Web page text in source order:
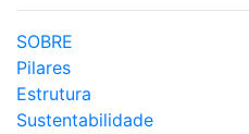
SOBRE
Pilares
Estrutura
Sustentabilidade